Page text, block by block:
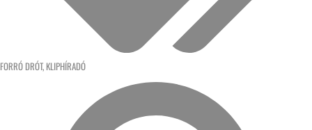
FORRÓ DRÓT, KLIPHÍRADÓ